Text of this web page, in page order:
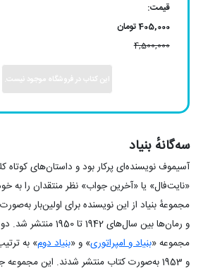
قیمت:
405,000 تومان
4,500,000
این کتاب در فروشگاه موجود نیست.
سه‌گانهٔ بنیاد
آسیموف نویسنده‌ای پرکار بود و داستان‌های کوتاه
«نایت‌فال» یا «آخرین جواب» نظر منتقدان را به
مجموعهٔ بنیاد از این نویسنده برای اولین‌بار
و رمان‌ها بین سال‌های 1942
مجموعه «بنیاد و امپراتوری» و «بنیاد دوم
و 1953 به‌صورت کتاب منتشر شدند. این مجموعه